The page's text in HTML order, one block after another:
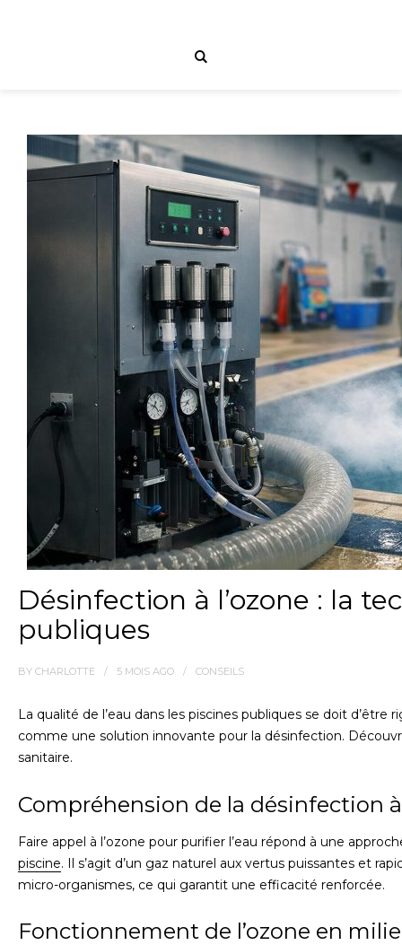
Désinfection à l’ozone : la
publiques
BY CHARLOTTE 5 MOIS AGO CONSEILS
La qualité de l’eau dans les piscines publiques se doit
comme une solution innovante pour la désinfection.
sanitaire.
Compréhension de la désinfection à
Faire appel à l’ozone pour purifier l’eau répond à une
piscine. Il s’agit d’un gaz naturel aux vertus puissantes et
micro-organismes, ce qui garantit une efficacité renforcée.
Fonctionnement de l’ozone en